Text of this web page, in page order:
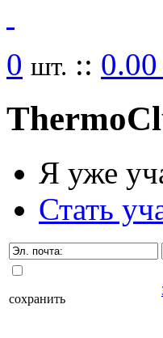
0 шт. :: 0.00
Thermo
Я уже
Стать
сохранить